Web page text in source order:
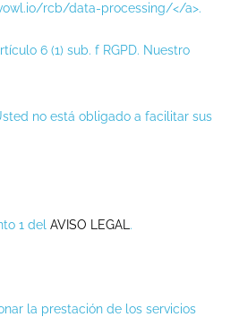
rcb/data-processing/</a>.
6 (1) sub. f RGPD. Nuestro
no está obligado a facilitar sus
1 del AVISO LEGAL .
la prestación de los servicios